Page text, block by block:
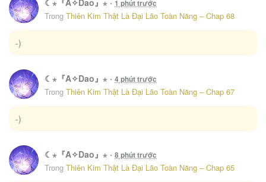
Cưng Chiều Em Đến Tận Cùng
Xuyên Thành Chị Dâu Của Nữ Chính Trong Tiểu Thuyết Nuôi Con
8
Nghịch Đồ Muốn Ức Hiếp Sư Phụ Mỗi Ngày
121
Cách Để Khiến Cuốn Tiểu Thuyết Bi Kịch Thành Chữa Lành
☾⋆『A✧Dao』⋆ · 1 phút trước
Trong Thiên Kim Thật Là Đại Lão Toàn Năng – Chap 68
-)
☾⋆『A✧Dao』⋆ · 4 phút trước
Trong Thiên Kim Thật Là Đại Lão Toàn Năng – Chap 67
-)
☾⋆『A✧Dao』⋆ · 8 phút trước
Trong Thiên Kim Thật Là Đại Lão Toàn Năng – Chap 65